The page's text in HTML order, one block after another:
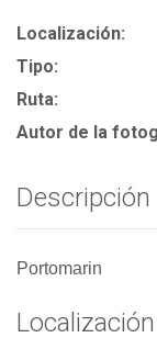
Localización:
Tipo:
Ruta:
Autor de la
Descripción
Portomarin
Localización